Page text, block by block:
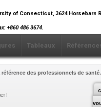
of Connecticut, 3624 Horsebarn
+860 486 3674.
Tableaux
des professionnels de santé.